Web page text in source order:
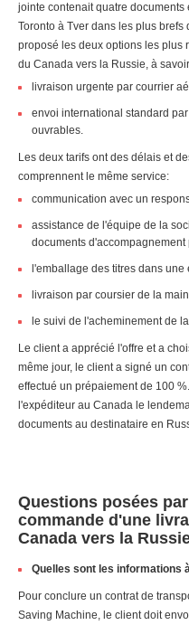
jointe contenait quatre
Toronto à Tver dans les plus
proposé les deux options les plus
du Canada vers la Russie, à
livraison urgente par courrier
envoi international standard
ouvrables.
Les deux tarifs ont des délais et
comprennent le même service:
communication avec un
assistance de l'équipe de la
documents
l'emballage des titres dans
livraison par coursier de la
le suivi de l'acheminement de
Le client a apprécié l'offre et a
même jour, le client a signé un
effectué un prépaiement de 100
l'expéditeur au Canada le
documents au destinataire en
Questions posées
commande d'une
Canada vers la
Quelles sont les informations
Pour conclure un contrat de
Saving Machine, le client doit